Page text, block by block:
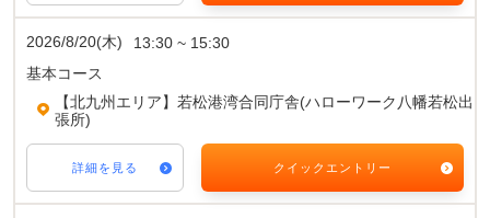
2026/8/20(木)
13:30 ~ 15:30
基本コース
【北九州エリア】若松港湾合同庁舎(ハローワーク八幡若松出
張所)
詳細を見る クイックエントリー